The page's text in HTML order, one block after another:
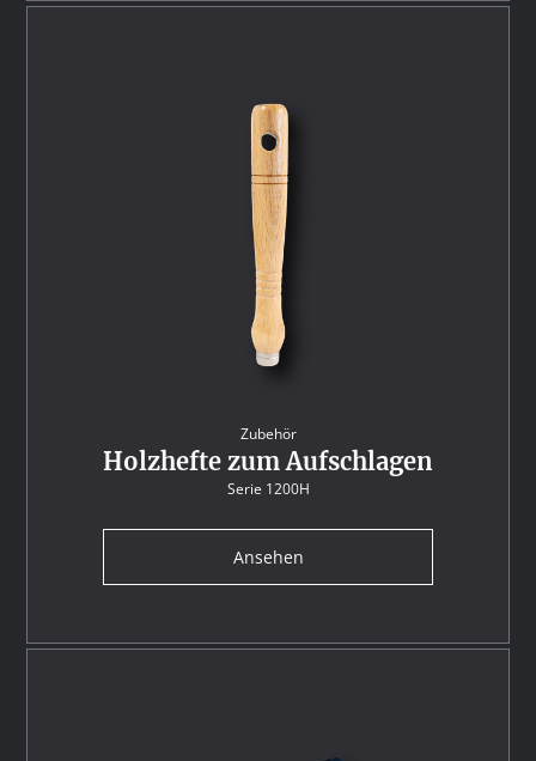
Zubehör
Holzhefte zum Aufschlagen
Serie 1200H
Ansehen